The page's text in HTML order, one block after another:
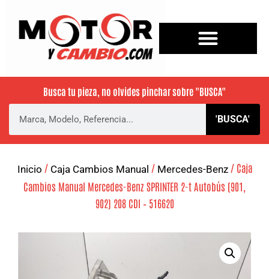
Busca tu pieza, no olvides pinchar sobre "BUSCA"
'BUSCA'
Inicio / Caja Cambios Manual / Mercedes-Benz/ Caja
Cambios Manual Mercedes-Benz SPRINTER 2-t Autobús (901,
902) 208 CDI – 516620